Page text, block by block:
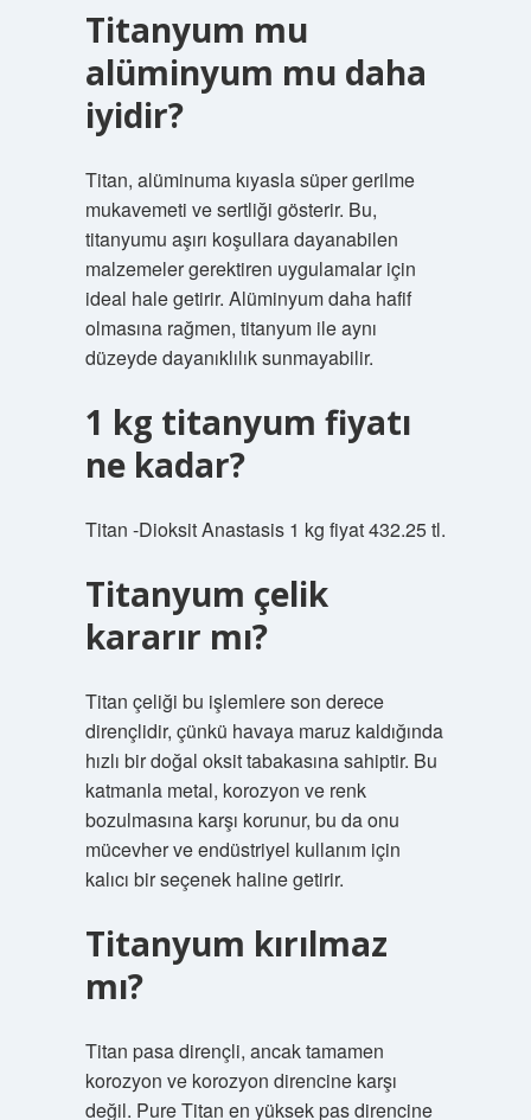
Titanyum mu
alüminyum mu daha
iyidir?
Titan, alüminuma kıyasla süper gerilme
mukavemeti ve sertliği gösterir. Bu,
titanyumu aşırı koşullara dayanabilen
malzemeler gerektiren uygulamalar için
ideal hale getirir. Alüminyum daha hafif
olmasına rağmen, titanyum ile aynı
düzeyde dayanıklılık sunmayabilir.
1 kg titanyum fiyatı
ne kadar?
Titan -Dioksit Anastasis 1 kg fiyat 432.25 tl.
Titanyum çelik
kararır mı?
Titan çeliği bu işlemlere son derece
dirençlidir, çünkü havaya maruz kaldığında
hızlı bir doğal oksit tabakasına sahiptir. Bu
katmanla metal, korozyon ve renk
bozulmasına karşı korunur, bu da onu
mücevher ve endüstriyel kullanım için
kalıcı bir seçenek haline getirir.
Titanyum kırılmaz
mı?
Titan pasa dirençli, ancak tamamen
korozyon ve korozyon direncine karşı
değil. Pure Titan en yüksek pas direncine